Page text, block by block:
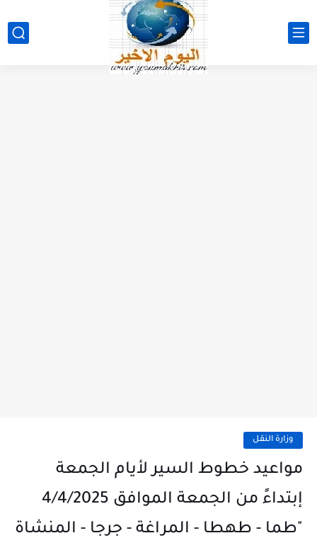
وزارة النقل
مواعيد خطوط السير لأيام الجمعة
"طما - طهطا - المراغة - جرجا - المنشاة